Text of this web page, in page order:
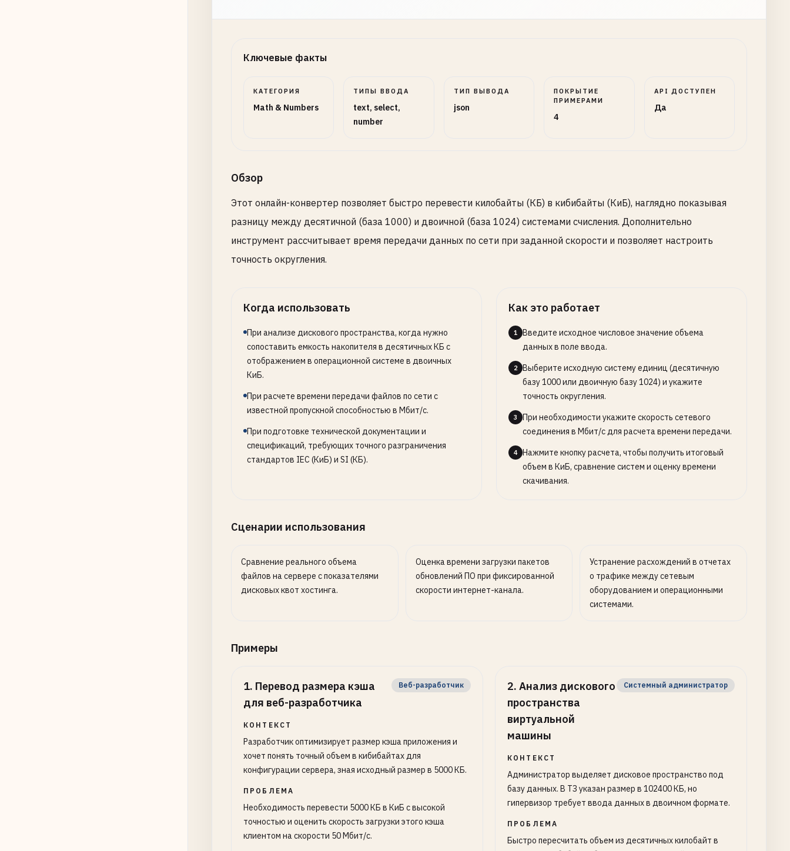
Ключевые факты
КАТЕГОРИЯ
Math & Numbers
ТИПЫ ВВОДА
text, select,
number
ТИП ВЫВОДА
json
ПОКРЫТИЕ
ПРИМЕРАМИ
4
API ДОСТУПЕН
Да
Обзор
Этот онлайн-конвертер позволяет быстро перевести килобайты (КБ) в кибибайты (КиБ), наглядно показывая
разницу между десятичной (база 1000) и двоичной (база 1024) системами счисления. Дополнительно
инструмент рассчитывает время передачи данных по сети при заданной скорости и позволяет настроить
точность округления.
Когда использовать
При анализе дискового пространства, когда нужно
сопоставить емкость накопителя в десятичных КБ с
отображением в операционной системе в двоичных
КиБ.
При расчете времени передачи файлов по сети с
известной пропускной способностью в Мбит/с.
При подготовке технической документации и
спецификаций, требующих точного разграничения
стандартов IEC (КиБ) и SI (КБ).
Как это работает
1
Введите исходное числовое значение объема
данных в поле ввода.
2
Выберите исходную систему единиц (десятичную
базу 1000 или двоичную базу 1024) и укажите
точность округления.
3
При необходимости укажите скорость сетевого
соединения в Мбит/с для расчета времени передачи.
4
Нажмите кнопку расчета, чтобы получить итоговый
объем в КиБ, сравнение систем и оценку времени
скачивания.
Сценарии использования
Сравнение реального объема
файлов на сервере с показателями
дисковых квот хостинга.
Оценка времени загрузки пакетов
обновлений ПО при фиксированной
скорости интернет-канала.
Устранение расхождений в отчетах
о трафике между сетевым
оборудованием и операционными
системами.
Примеры
1. Перевод размера кэша
для веб-разработчика
Веб-разработчик
КОНТЕКСТ
Разработчик оптимизирует размер кэша приложения и
хочет понять точный объем в кибибайтах для
конфигурации сервера, зная исходный размер в 5000 КБ.
ПРОБЛЕМА
Необходимость перевести 5000 КБ в КиБ с высокой
точностью и оценить скорость загрузки этого кэша
клиентом на скорости 50 Мбит/с.
2. Анализ дискового
пространства
виртуальной
машины
Системный администратор
КОНТЕКСТ
Администратор выделяет дисковое пространство под
базу данных. В ТЗ указан размер в 102400 КБ, но
гипервизор требует ввода данных в двоичном формате.
ПРОБЛЕМА
Быстро пересчитать объем из десятичных килобайт в